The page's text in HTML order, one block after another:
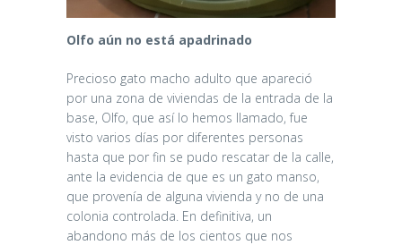
Olfo aún no está apadrinado
Precioso gato macho adulto que apareció
por una zona de viviendas de la entrada de la
base, Olfo, que así lo hemos llamado, fue
visto varios días por diferentes personas
hasta que por fin se pudo rescatar de la calle,
ante la evidencia de que es un gato manso,
que provenía de alguna vivienda y no de una
colonia controlada. En definitiva, un
abandono más de los cientos que nos